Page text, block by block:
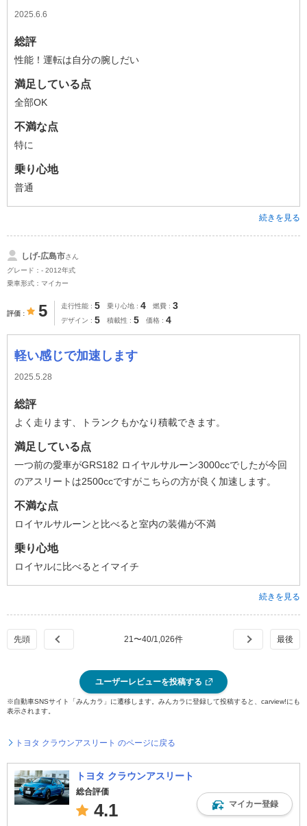
2025.6.6
総評
性能！運転は自分の腕しだい
満足している点
全部OK
不満な点
特に
乗り心地
普通
続きを見る
しげ-広島市さん
グレード：- 2012年式
乗車形式：マイカー
評価 5 走行性能 5 乗り心地 4 燃費 3
デザイン 5 積載性 5 価格 4
軽い感じで加速します
2025.5.28
総評
よく走ります、トランクもかなり積載できます。
満足している点
一つ前の愛車がGRS182 ロイヤルサルーン3000ccでしたが今回
のアスリートは2500ccですがこちらの方が良く加速します。
不満な点
ロイヤルサルーンと比べると室内の装備が不満
乗り心地
ロイヤルに比べるとイマイチ
続きを見る
21 〜40/1,026件
ユーザーレビューを投稿する
※自動車SNSサイト「みんカラ」に遷移します。みんカラに登録して投稿すると、carview!にも
表示されます。
トヨタ クラウンアスリート のページに戻る
トヨタ クラウンアスリート
総合評価
4.1 マイカー登録